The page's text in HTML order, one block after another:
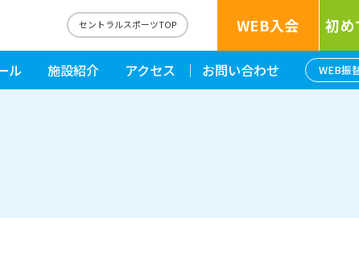
セントラルスポーツTOP WEB入会 初め
ル 施設紹介 アクセス お問い合わせ WEB振